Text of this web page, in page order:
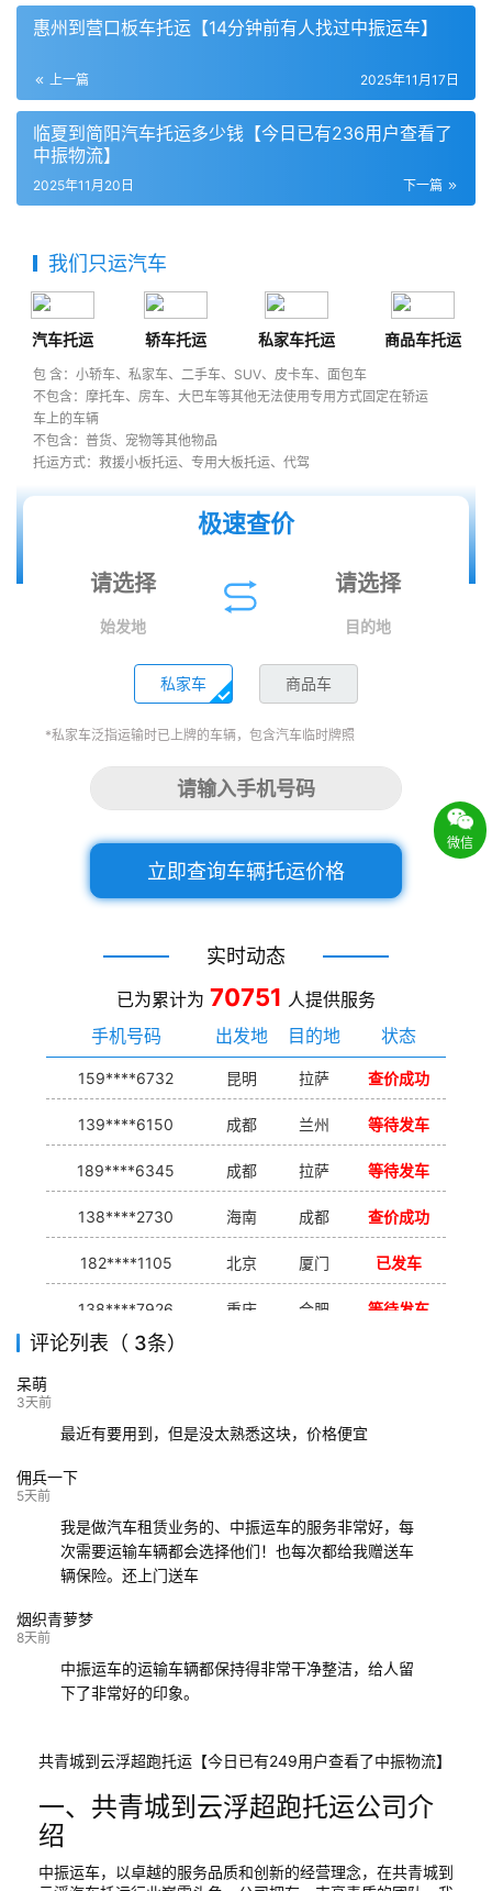
惠州到营口板车托运【14分钟前有人找过中振运车】
上一篇 2025年11月17日
临夏到简阳汽车托运多少钱【今日已有236用户查看了
中振物流】
下一篇
2025年11月20日
我们只运汽车
汽车托运 轿车托运 私家车托运 商品车托运
包 含：小轿车、私家车、二手车、SUV、皮卡车、面包车
不包含：摩托车、房车、大巴车等其他无法使用专用方式固定在轿运
车上的车辆
不包含：普货、宠物等其他物品
托运方式：救援小板托运、专用大板托运、代驾
极速查价
始发地 目的地
私家车 商品车
*私家车泛指运输时已上牌的车辆，包含汽车临时牌照
立即查询车辆托运价格
实时动态
已为累计为 70751 人提供服务
手机号码
出发地 目的地 状态
159****6732 昆明 拉萨 查价成功
139****6150 成都 兰州 等待发车
189****6345 成都 拉萨 等待发车
138****2730 海南 成都 查价成功
182****1105 北京 厦门 已发车
138****7926 重庆 合肥 等待发车
139****9233
评论列表（ 3条）
呆萌
3天前
最近有要用到，但是没太熟悉这块，价格便宜
佣兵一下
5天前
我是做汽车租赁业务的、中振运车的服务非常好，每
次需要运输车辆都会选择他们！也每次都给我赠送车
辆保险。还上门送车
烟织青萝梦
8天前
中振运车的运输车辆都保持得非常干净整洁，给人留
下了非常好的印象。
共青城到云浮超跑托运【今日已有249用户查看了中振物流】
一、共青城到云浮超跑托运公司介
绍
中振运车，以卓越的服务品质和创新的经营理念，在共青城到
微信